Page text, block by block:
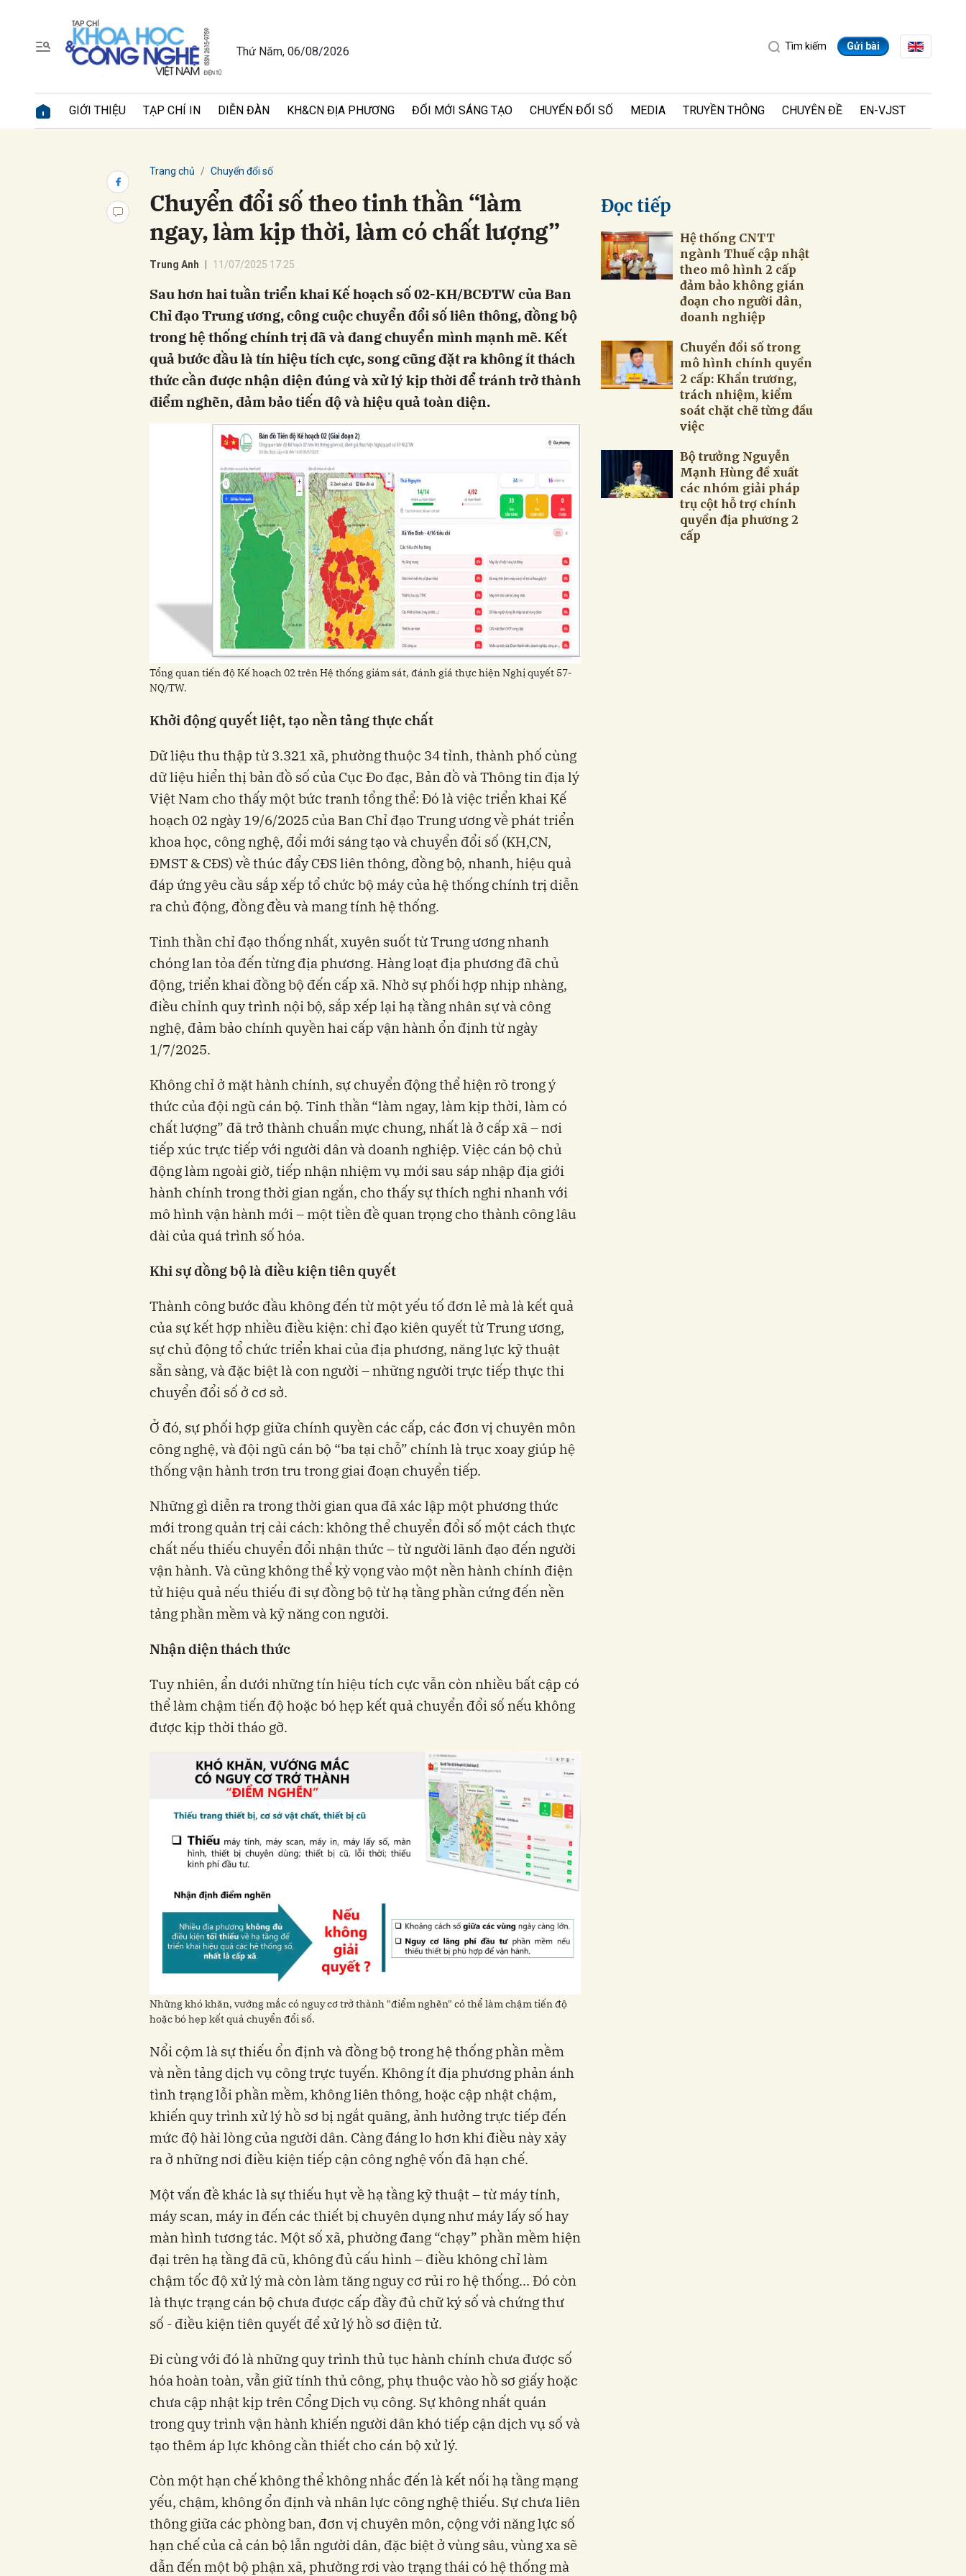
Thứ Năm, 06/08/2026 Tìm kiếm Gửi bài
GIỚI THIỆU TẠP CHÍ IN DIỄN ĐÀN KH&CN ĐỊA PHƯƠNG ĐỔI MỚI SÁNG TẠO CHUYỂN ĐỔI SỐ MEDIA TRUYỀN THÔNG CHUYÊN ĐỀ EN-VJST
Trang chủ Chuyển đổi số
Chuyển đổi số theo tinh thần “làm
ngay, làm kịp thời, làm có chất lượng”
Trung Anh 11/07/2025 17:25
Sau hơn hai tuần triển khai Kế hoạch số 02-KH/BCĐTW của Ban
Chỉ đạo Trung ương, công cuộc chuyển đổi số liên thông, đồng bộ
trong hệ thống chính trị đã và đang chuyển mình mạnh mẽ. Kết
quả bước đầu là tín hiệu tích cực, song cũng đặt ra không ít thách
thức cần được nhận diện đúng và xử lý kịp thời để tránh trở thành
điểm nghẽn, đảm bảo tiến độ và hiệu quả toàn diện.
Tổng quan tiến độ Kế hoạch 02 trên Hệ thống giám sát, đánh giá thực hiện Nghị quyết 57-
NQ/TW.
Khởi động quyết liệt, tạo nền tảng thực chất
Dữ liệu thu thập từ 3.321 xã, phường thuộc 34 tỉnh, thành phố cùng
dữ liệu hiển thị bản đồ số của Cục Đo đạc, Bản đồ và Thông tin địa lý
Việt Nam cho thấy một bức tranh tổng thể: Đó là việc triển khai Kế
hoạch 02 ngày 19/6/2025 của Ban Chỉ đạo Trung ương về phát triển
khoa học, công nghệ, đổi mới sáng tạo và chuyển đổi số (KH,CN,
ĐMST & CĐS) về thúc đẩy CĐS liên thông, đồng bộ, nhanh, hiệu quả
đáp ứng yêu cầu sắp xếp tổ chức bộ máy của hệ thống chính trị diễn
ra chủ động, đồng đều và mang tính hệ thống.
Tinh thần chỉ đạo thống nhất, xuyên suốt từ Trung ương nhanh
chóng lan tỏa đến từng địa phương. Hàng loạt địa phương đã chủ
động, triển khai đồng bộ đến cấp xã. Nhờ sự phối hợp nhịp nhàng,
điều chỉnh quy trình nội bộ, sắp xếp lại hạ tầng nhân sự và công
nghệ, đảm bảo chính quyền hai cấp vận hành ổn định từ ngày
1/7/2025.
Không chỉ ở mặt hành chính, sự chuyển động thể hiện rõ trong ý
thức của đội ngũ cán bộ. Tinh thần “làm ngay, làm kịp thời, làm có
chất lượng” đã trở thành chuẩn mực chung, nhất là ở cấp xã – nơi
tiếp xúc trực tiếp với người dân và doanh nghiệp. Việc cán bộ chủ
động làm ngoài giờ, tiếp nhận nhiệm vụ mới sau sáp nhập địa giới
hành chính trong thời gian ngắn, cho thấy sự thích nghi nhanh với
mô hình vận hành mới – một tiền đề quan trọng cho thành công lâu
dài của quá trình số hóa.
Khi sự đồng bộ là điều kiện tiên quyết
Thành công bước đầu không đến từ một yếu tố đơn lẻ mà là kết quả
của sự kết hợp nhiều điều kiện: chỉ đạo kiên quyết từ Trung ương,
sự chủ động tổ chức triển khai của địa phương, năng lực kỹ thuật
sẵn sàng, và đặc biệt là con người – những người trực tiếp thực thi
chuyển đổi số ở cơ sở.
Ở đó, sự phối hợp giữa chính quyền các cấp, các đơn vị chuyên môn
công nghệ, và đội ngũ cán bộ “ba tại chỗ” chính là trục xoay giúp hệ
thống vận hành trơn tru trong giai đoạn chuyển tiếp.
Những gì diễn ra trong thời gian qua đã xác lập một phương thức
mới trong quản trị cải cách: không thể chuyển đổi số một cách thực
chất nếu thiếu chuyển đổi nhận thức – từ người lãnh đạo đến người
vận hành. Và cũng không thể kỳ vọng vào một nền hành chính điện
tử hiệu quả nếu thiếu đi sự đồng bộ từ hạ tầng phần cứng đến nền
tảng phần mềm và kỹ năng con người.
Nhận diện thách thức
Tuy nhiên, ẩn dưới những tín hiệu tích cực vẫn còn nhiều bất cập có
thể làm chậm tiến độ hoặc bó hẹp kết quả chuyển đổi số nếu không
được kịp thời tháo gỡ.
Những khó khăn, vướng mắc có nguy cơ trở thành "điểm nghẽn" có thể làm chậm tiến độ
hoặc bó hẹp kết quả chuyển đổi số.
Nổi cộm là sự thiếu ổn định và đồng bộ trong hệ thống phần mềm
và nền tảng dịch vụ công trực tuyến. Không ít địa phương phản ánh
tình trạng lỗi phần mềm, không liên thông, hoặc cập nhật chậm,
khiến quy trình xử lý hồ sơ bị ngắt quãng, ảnh hưởng trực tiếp đến
mức độ hài lòng của người dân. Càng đáng lo hơn khi điều này xảy
ra ở những nơi điều kiện tiếp cận công nghệ vốn đã hạn chế.
Một vấn đề khác là sự thiếu hụt về hạ tầng kỹ thuật – từ máy tính,
máy scan, máy in đến các thiết bị chuyên dụng như máy lấy số hay
màn hình tương tác. Một số xã, phường đang “chạy” phần mềm hiện
đại trên hạ tầng đã cũ, không đủ cấu hình – điều không chỉ làm
chậm tốc độ xử lý mà còn làm tăng nguy cơ rủi ro hệ thống... Đó còn
là thực trạng cán bộ chưa được cấp đầy đủ chữ ký số và chứng thư
số - điều kiện tiên quyết để xử lý hồ sơ điện tử.
Đi cùng với đó là những quy trình thủ tục hành chính chưa được số
hóa hoàn toàn, vẫn giữ tính thủ công, phụ thuộc vào hồ sơ giấy hoặc
chưa cập nhật kịp trên Cổng Dịch vụ công. Sự không nhất quán
trong quy trình vận hành khiến người dân khó tiếp cận dịch vụ số và
tạo thêm áp lực không cần thiết cho cán bộ xử lý.
Còn một hạn chế không thể không nhắc đến là kết nối hạ tầng mạng
yếu, chậm, không ổn định và nhân lực công nghệ thiếu. Sự chưa liên
thông giữa các phòng ban, đơn vị chuyên môn, cộng với năng lực số
hạn chế của cả cán bộ lẫn người dân, đặc biệt ở vùng sâu, vùng xa sẽ
dẫn đến một bộ phận xã, phường rơi vào trạng thái có hệ thống mà
Đọc tiếp
ngành Thuế cập nhật
theo mô hình 2 cấp
đảm bảo không gián
đoạn cho người dân,
Chuyển đổi số trong
mô hình chính quyền
2 cấp: Khẩn trương,
trách nhiệm, kiểm
soát chặt chẽ từng đầu
việc
Bộ trưởng Nguyễn
Mạnh Hùng đề xuất
các nhóm giải pháp
trụ cột hỗ trợ chính
quyền địa phương 2
cấp
Gửi